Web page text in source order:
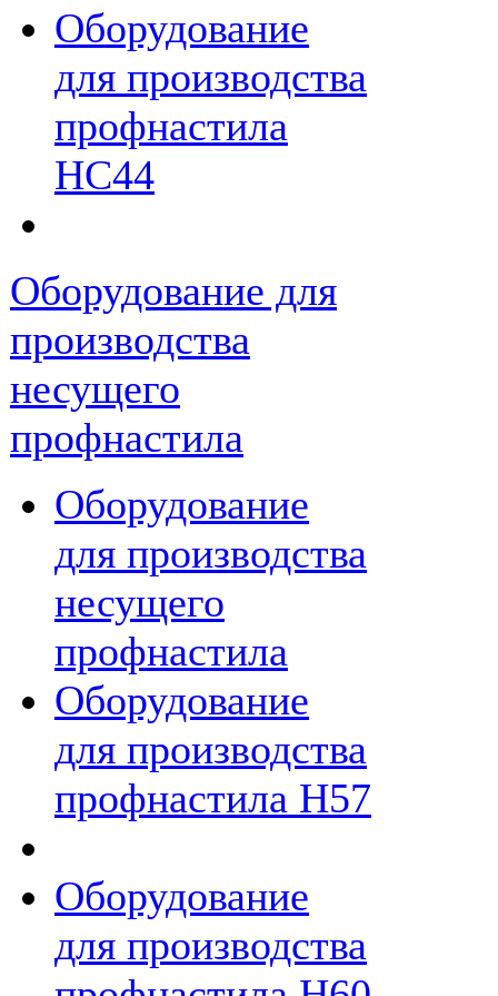
Оборудование
для производства
профнастила
НС44
Оборудование для
производства
несущего
профнастила
Оборудование
для производства
несущего
профнастила
Оборудование
для производства
профнастила Н57
Оборудование
для производства